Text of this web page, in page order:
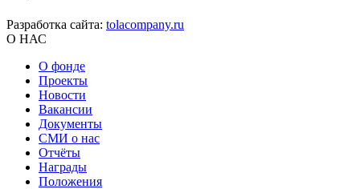
Разработка сайта: tolacompany.ru
О НАС
О фонде
Проекты
Новости
Вакансии
Документы
СМИ о нас
Отчёты
Награды
Положения